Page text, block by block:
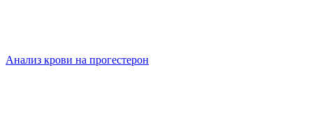
Анализ крови на прогестерон